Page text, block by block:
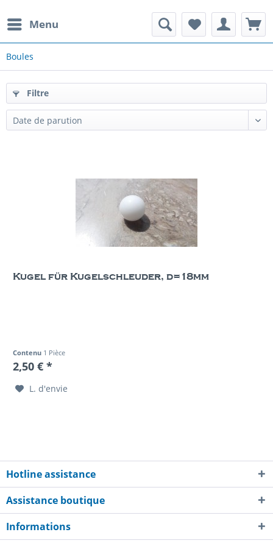
Menu
Boules
Filtre
Kugel für Kugelschleuder, d=18mm
Contenu 1 Pièce
2,50 € *
L. d'envie
Hotline assistance
Assistance boutique
Informations